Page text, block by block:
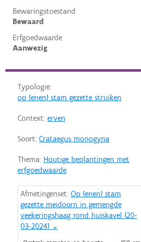
Bewaringstoestand
Bewaard
Erfgoedwaarde
Aanwezig
Typologie:
op (enen) stam gezette struiken
Context: erven
Soort: Crataegus monogyna
Thema: Houtige beplantingen met
erfgoedwaarde
Afmetingenset: Op (enen) stam
gezette meidoorn in gemengde
veekeringshaag rond huiskavel (20-
03-2024) ⌄